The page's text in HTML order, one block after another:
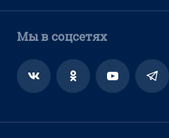
Мы в соцсетях